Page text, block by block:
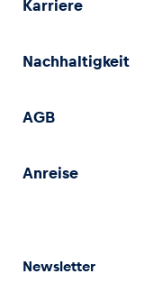
Karriere
Nachhaltigkeit
AGB
Anreise
Newsletter